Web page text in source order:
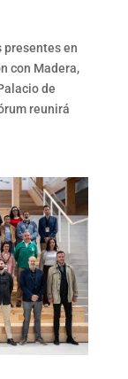
en
con Madera,
de
reunirá